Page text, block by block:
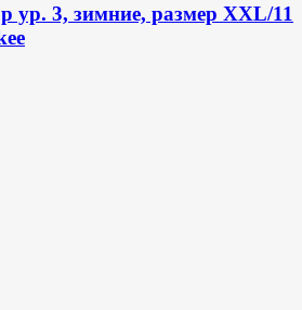
ур. 3, зимние, размер XXL/11